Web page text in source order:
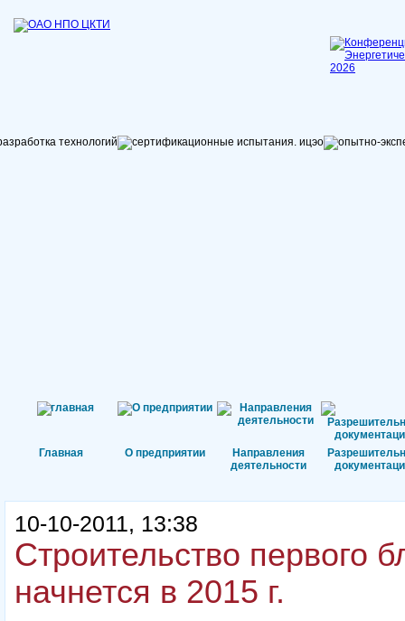
Главная О предприятии
Направления
деятельности
10-10-2011, 13:38
Строительство первого
начнется в 2015 г.